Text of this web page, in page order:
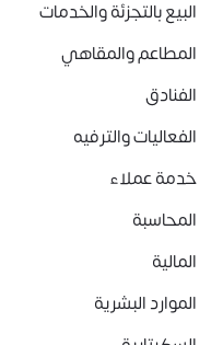
البيع بالتجزئة والخدمات
المطاعم والمقاهي
الفنادق
الفعاليات والترفيه
خدمة عملاء
المحاسبة
المالية
الموارد البشرية